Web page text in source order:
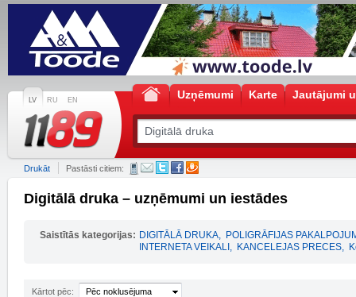
LV RU EN Uzņēmumi Karte Jautājumi
Drukāt Pastāsti citiem:
Digitālā druka – uzņēmumi un iestādes
Saistītās kategorijas: DIGITĀLĀ DRUKA, POLIGRĀFIJAS
INTERNETA VEIKALI , KANCELEJAS PRECES,
Kārtot pēc: Pēc noklusējuma